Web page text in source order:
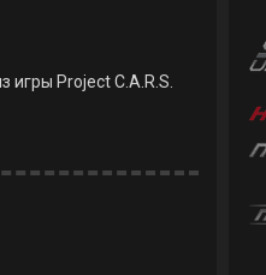
Project C.A.R.S.